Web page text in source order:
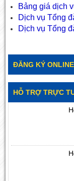
Bảng giá dịch
Dịch vụ Tổng
Dịch vụ Tổng
ĐĂNG KÝ ONLINE
HỖ TRỢ TRỰC